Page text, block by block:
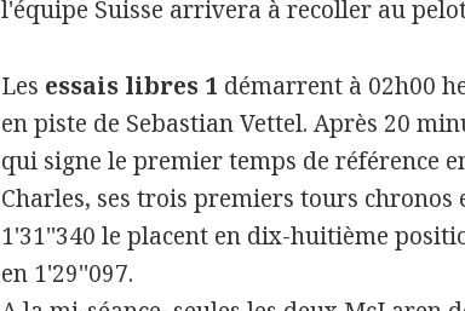
l'équipe Suisse arrivera à recoller au
Les essais libres 1 démarrent à 02h00
en piste de Sebastian Vettel. Après 20
qui signe le premier temps de référence
Charles, ses trois premiers tours chronos
1'31''340 le placent en dix-huitième
en 1'29''097.